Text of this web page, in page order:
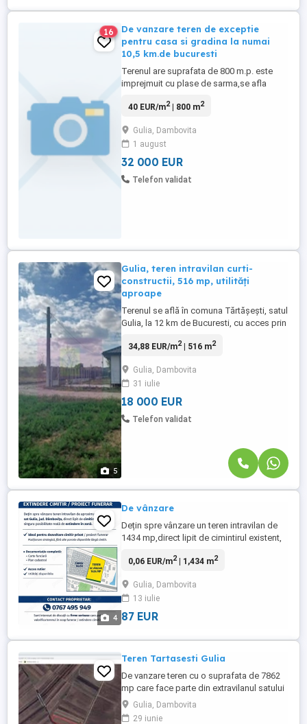
16
De vanzare teren de exceptie
pentru casa si gradina la numai
10,5 km.de bucuresti
Terenul are suprafata de 800 m.p. este
imprejmuit cu plase de sarma,se afla
de aproximativ 700 m.spre Nord si la Est la
Se afla intr-o zona foarte linistita si
frumoasa, este perfect orizontal si in
prezent are pe el peste ...
40 EUR/m2| 800 m2
Gulia, Dambovita
1 august
32 000 EUR
Telefon validat
5
Gulia, teren intravilan curti-
constructii, 516 mp, utilități
aproape
Terenul se află în comuna Tărtășești, satul
Gulia, la 12 km de Bucuresti, cu acces prin
Terenul este intravilan, curti-constructii, cu
516 mp cu deschidere 21 m + cota
indiviza de 60 mp din drumul de acces de
8 m lătime. ...
34,88 EUR/m2| 516 m2
Gulia, Dambovita
31 iulie
18 000 EUR
Telefon validat
4
De vânzare
Dețin spre vânzare un teren intravilan de
1434 mp,direct lipit de cimintirul existent,
zonă.Ideal pentru dezvoltarea cimintir
strategică fără alte parcele disponibile
langa cimintir. In cimintirul vechi nu mai
sunt locuri ...
0,06 EUR/m2| 1,434 m2
Gulia, Dambovita
13 iulie
87 EUR
Teren Tartasesti Gulia
De vanzare teren cu o suprafata de 7862
mp care face parte din extravilanul satului
Gulia, comuna Tartasesti, Jud Dambovita.
Terenul se afla la 600m de padure, la 3,5
Gulia, Dambovita
29 iunie